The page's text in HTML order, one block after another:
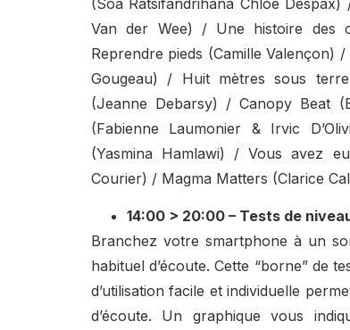
Van der Wee) / Une histoire des
Reprendre pieds (Camille Valençon)
Gougeau) / Huit mètres sous
(Jeanne Debarsy) / Canopy Beat
(Fabienne Laumonier & Irvic
(Yasmina Hamlawi) / Vous avez
Courier) / Magma Matters (Clarice
14:00 > 20:00 – Tests de
Branchez votre smartphone à un
habituel d’écoute. Cette “borne” de
d’utilisation facile et individuelle
d’écoute. Un graphique vous